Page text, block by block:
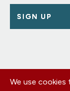
SIGN UP
Footer
OUR OFFICES
We use cookies